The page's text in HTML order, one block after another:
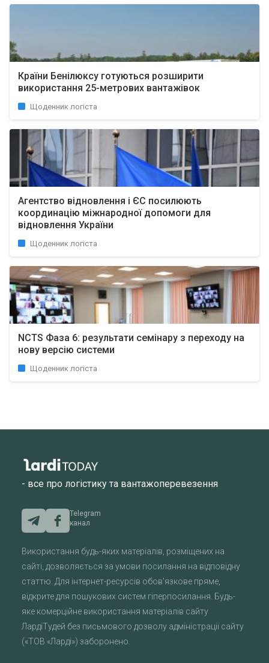
Країни Бенілюксу готуються розширити
використання 25-метрових вантажівок
Щоденник логіста
Агентство відновлення і ЄС посилюють
координацію міжнародної допомоги для
відновлення України
Щоденник логіста
NCTS Фаза 6: результати семінару з переходу на
нову версію системи
Щоденник логіста
- все про логістику та вантажоперевезення
Telegram
канал
Використання будь-яких матеріалів, розміщених на
сайті, дозволяється за умови посилання на відповідну
статтю. Для інтернет-ресурсів обов'язкове пряме,
відкрите для пошукових систем гіперпосилання. Будь-
яке комерційне використання матеріалів сайту
ЛардіТудей без письмового дозволу адміністрації сайту
(«ТОВ «Ларді») заборонено.